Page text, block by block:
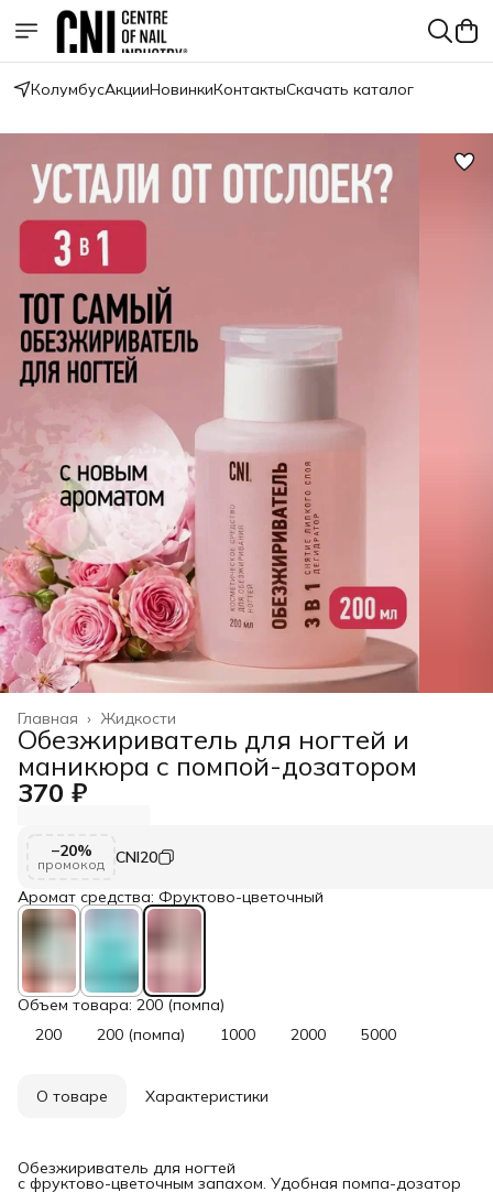
КолумбусАкцииНовинкиКонтактыСкачать каталог
Жидкости
Главная ›
Обезжириватель для ногтей и
маникюра с помпой-дозатором
370 ₽
−20%
промокод
CNI20
Аромат средства: Фруктово-цветочный
Объем товара: 200 (помпа)
200
200 (помпа) 1000 2000 5000
О товаре Характеристики
Обезжириватель для ногтей
с фруктово-цветочным запахом. Удобная помпа-дозатор